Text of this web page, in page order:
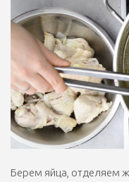
Берем яйца, отделяем